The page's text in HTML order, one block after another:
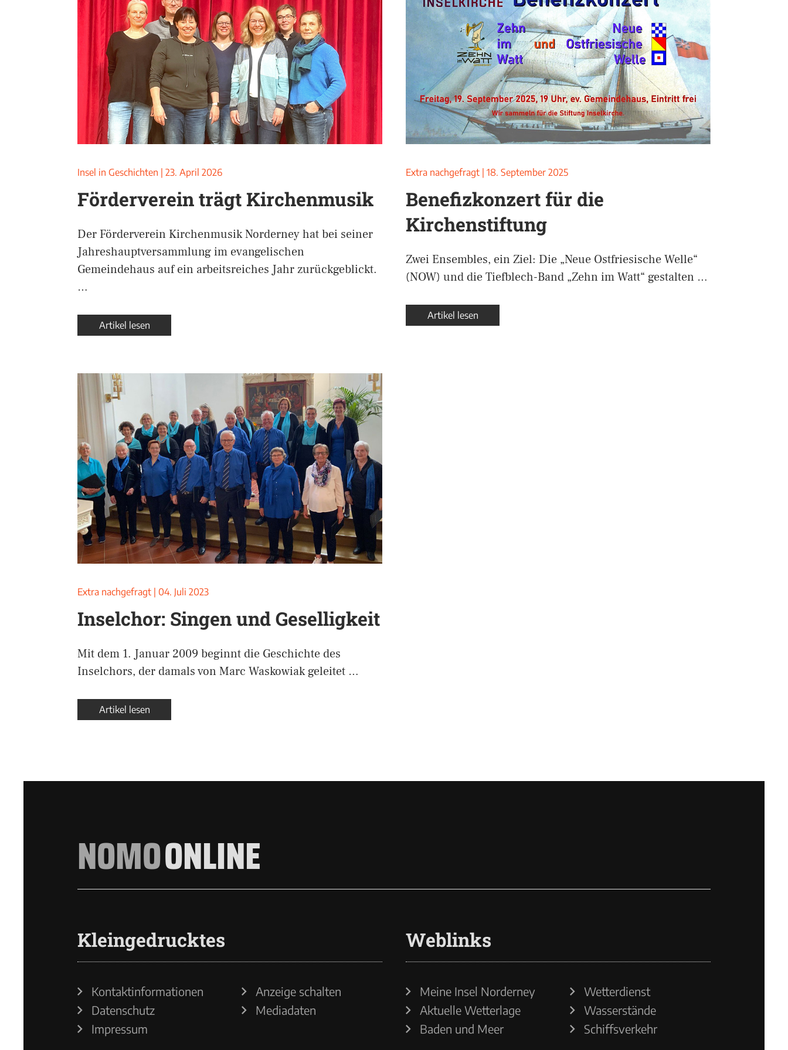
Insel in Geschichten 23. April 2026
Förderverein trägt Kirchenmusik
Der Förderverein Kirchenmusik Norderney hat bei seiner
Jahreshauptversammlung im evangelischen
Gemeindehaus auf ein arbeitsreiches Jahr zurückgeblickt.
…
Artikel lesen
Extra nachgefragt 18. September 2025
Benefizkonzert für die
Kirchenstiftung
Zwei Ensembles, ein Ziel: Die „Neue Ostfriesische Welle“
(NOW) und die Tiefblech-Band „Zehn im Watt“ gestalten …
Artikel lesen
Extra nachgefragt 04. Juli 2023
Inselchor: Singen und Geselligkeit
Mit dem 1. Januar 2009 beginnt die Geschichte des
Inselchors, der damals von Marc Waskowiak geleitet …
Artikel lesen
NOMOONLINE
Kleingedrucktes
Kontaktinformationen
Datenschutz
Impressum
Anzeige schalten
Mediadaten
Weblinks
Meine Insel Norderney
Aktuelle Wetterlage
Baden und Meer
Wetterdienst
Wasserstände
Schiffsverkehr